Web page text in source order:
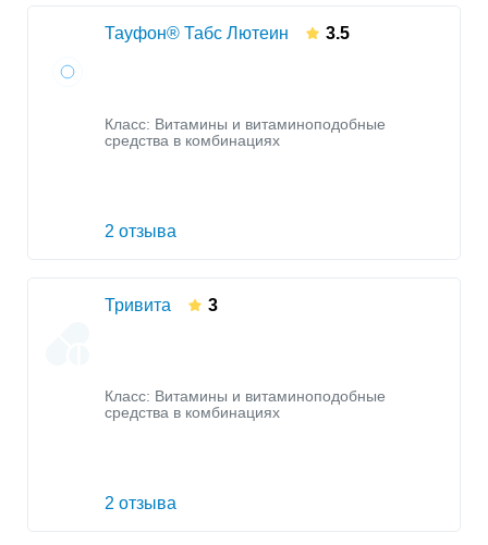
Тауфон® Табс Лютеин 3.5
Класс: Витамины и витаминоподобные
средства в комбинациях
2 отзыва
Тривита 3
Класс: Витамины и витаминоподобные
средства в комбинациях
2 отзыва